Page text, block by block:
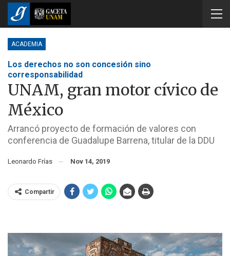
ACADEMIA
Los derechos no son concesión sino
corresponsabilidad
UNAM, gran motor cívico de
México
Arrancó proyecto de formación de valores con
conferencia de Guadalupe Barrena, titular de la DDU
Leonardo Frías Nov 14, 2019
Compartir